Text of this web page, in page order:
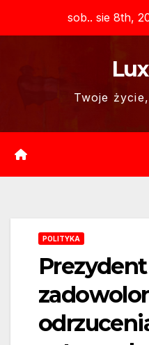
sob.. sie 8th,
Twoje
POLITYKA
Prezydent